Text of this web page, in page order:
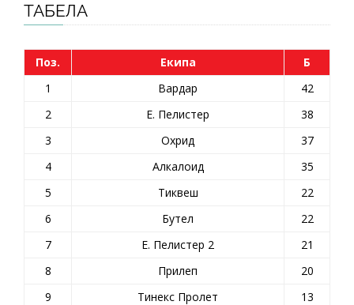
ТАБЕЛА
Поз. Екипа
Б
1
Вардар
42
2
Е. Пелистер
38
3
Охрид
37
4
Алкалоид
35
5
Тиквеш
22
6
Бутел
22
7
Е. Пелистер 2
21
8
Прилеп
20
9
Тинекс Пролет
13